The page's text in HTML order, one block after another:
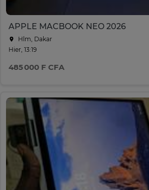
APPLE MACBOOK NEO 2026
Hlm, Dakar
Hier, 13:19
485 000 F CFA